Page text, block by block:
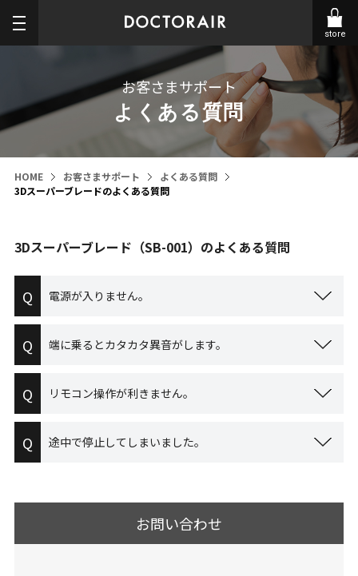
store
お客さまサポート
よくある質問
HOME お客さまサポート
よくある質問
3Dスーパーブレードのよくある質問
3Dスーパーブレード（SB-001）のよくある質問
Q 電源が入りません。
Q 端に乗るとカタカタ異音がします。
Q リモコン操作が利きません。
Q 途中で停止してしまいました。
お問い合わせ